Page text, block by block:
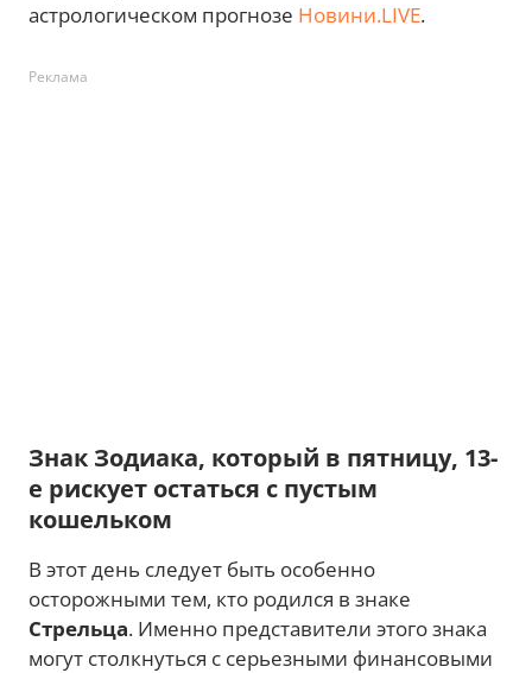
астрологическом прогнозе Новини.LIVE.
Реклама
Знак Зодиака, который в пятницу, 13-
е рискует остаться с пустым
кошельком
В этот день следует быть особенно
осторожными тем, кто родился в знаке
Стрельца. Именно представители этого знака
могут столкнуться с серьезными финансовыми